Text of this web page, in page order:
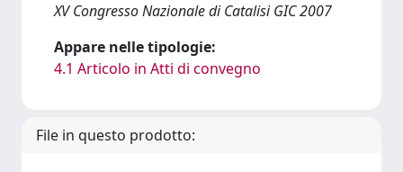
XV Congresso Nazionale di Catalisi GIC 2007
Appare nelle tipologie:
4.1 Articolo in Atti di convegno
File in questo prodotto: